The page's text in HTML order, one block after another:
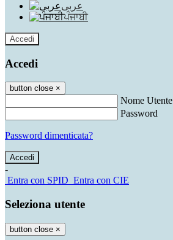
عربى
ਪੰਜਾਬੀ
Accedi
Accedi
button close ×
Nome Utente
Password
Password dimenticata?
-
Entra con SPID Entra con CIE
Seleziona utente
button close ×